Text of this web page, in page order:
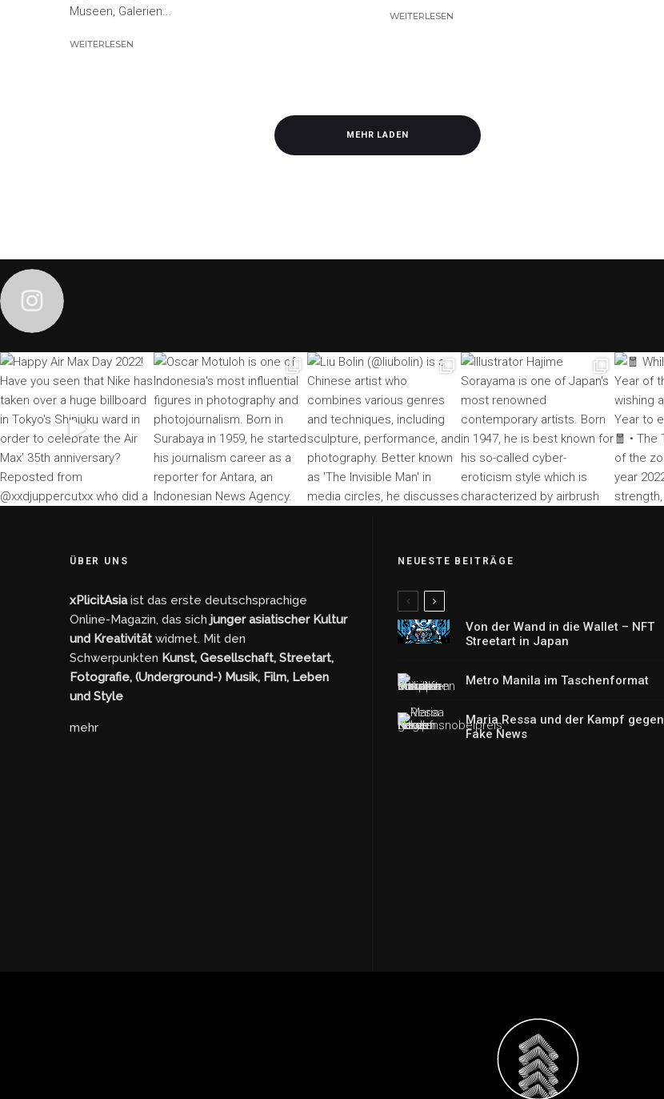
Museen, Galerien...
WEITERLESEN
WEITERLESEN
MEHR LADEN
ÜBER UNS
xPlicitAsiaist das erste deutschsprachige
Online-Magazin, das sich junger asiatischer Kultur
und Kreativität widmet. Mit den
Schwerpunkten Kunst, Gesellschaft, Streetart,
Fotografie, (Underground-) Musik, Film, Leben
und Style
mehr
NEUESTE BEITRÄGE
Von der Wand in die Wallet – NFT
Streetart in Japan
Metro Manila im Taschenformat
Maria Ressa und der Kampf gegen
Fake News